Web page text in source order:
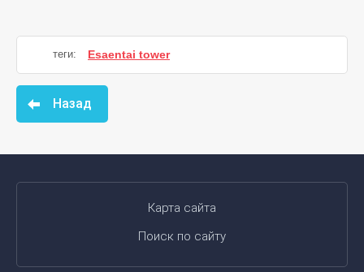
теги: Esaentai tower
Назад
Карта сайта
Поиск по сайту